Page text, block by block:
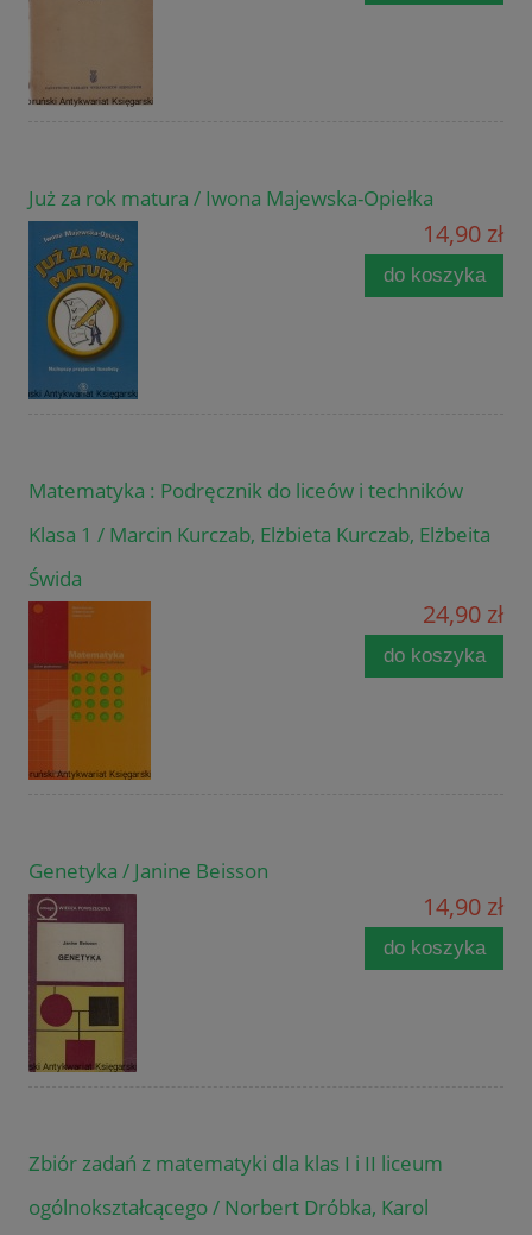
Już za rok matura / Iwona Majewska-Opiełka
14,90 zł
do koszyka
Matematyka : Podręcznik do liceów i techników
Klasa 1 / Marcin Kurczab, Elżbieta Kurczab, Elżbeita
Świda
24,90 zł
do koszyka
Genetyka / Janine Beisson
14,90 zł
do koszyka
Zbiór zadań z matematyki dla klas I i II liceum
ogólnokształcącego / Norbert Dróbka, Karol